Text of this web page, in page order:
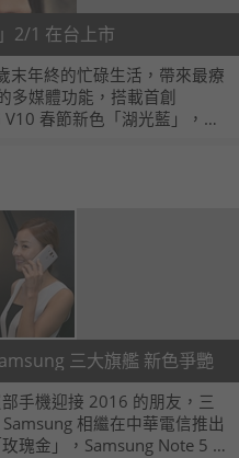
2/1 在台上市
末年終的忙碌生活，帶來最療
多媒體功能，搭載首創
春節新色「湖光藍」，建
三大旗艦 新色爭艷
手機迎接 2016 的朋友，三
相繼在中華電信推出
瑰金」，Samsung Note 5 派